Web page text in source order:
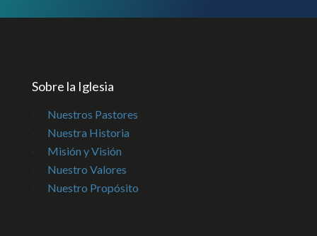
Sobre la Iglesia
Nuestros Pastores
Nuestra Historia
Misión y Visión
Nuestro Valores
Nuestro Propósito